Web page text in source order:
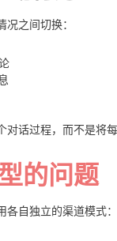
之间切换：
对话过程，而不是将
的问题
自独立的渠道模式：